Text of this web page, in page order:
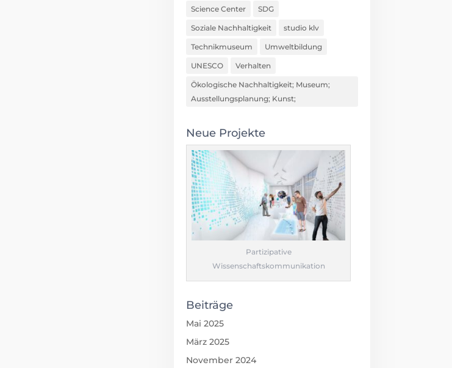
Science Center SDG
Soziale Nachhaltigkeit studio klv
Technikmuseum Umweltbildung
UNESCO Verhalten
Ökologische Nachhaltigkeit; Museum;
Ausstellungsplanung; Kunst;
Neue Projekte
Partizipative
Wissenschaftskommunikation
Beiträge
Mai 2025
März 2025
November 2024